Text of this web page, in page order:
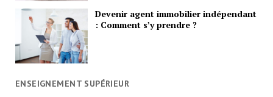
Devenir agent immobilier indépendant
: Comment s’y prendre ?
ENSEIGNEMENT SUPÉRIEUR